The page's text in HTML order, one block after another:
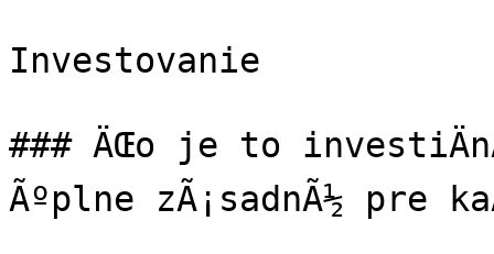
Investovanie
### ÄŒo je to
Ãºplne zÃ¡sadnÃ½ pre